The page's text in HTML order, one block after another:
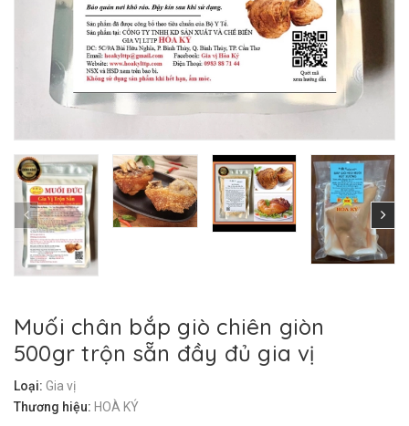
Muối chân bắp giò chiên giòn
500gr trộn sẵn đầy đủ gia vị
Loại: Gia vị
Thương hiệu: HOÀ KÝ